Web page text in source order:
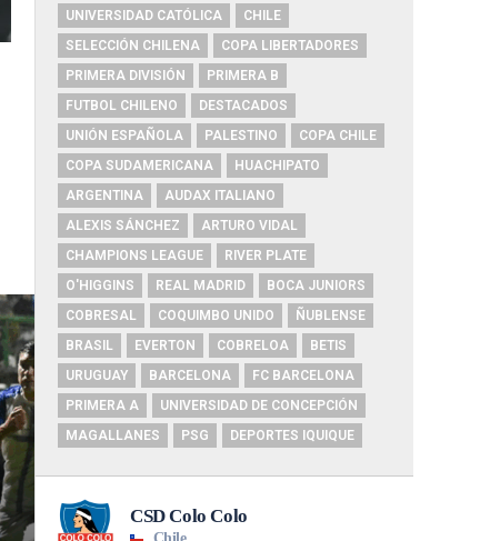
UNIVERSIDAD CATÓLICA
CHILE
SELECCIÓN CHILENA
COPA LIBERTADORES
PRIMERA DIVISIÓN
PRIMERA B
FUTBOL CHILENO
DESTACADOS
UNIÓN ESPAÑOLA
PALESTINO
COPA CHILE
COPA SUDAMERICANA
HUACHIPATO
ARGENTINA
AUDAX ITALIANO
ALEXIS SÁNCHEZ
ARTURO VIDAL
CHAMPIONS LEAGUE
RIVER PLATE
O'HIGGINS
REAL MADRID
BOCA JUNIORS
COBRESAL
COQUIMBO UNIDO
ÑUBLENSE
BRASIL
EVERTON COBRELOA
BETIS
URUGUAY
BARCELONA
FC BARCELONA
PRIMERA A
UNIVERSIDAD DE CONCEPCIÓN
MAGALLANES
PSG DEPORTES IQUIQUE